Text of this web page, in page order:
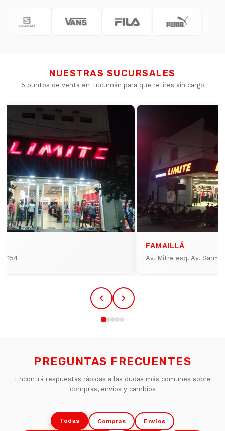
NUESTRAS SUCURSALES
5 puntos de venta en Tucumán para que retires sin cargo
154
FAMAILLÁ
Av. Mitre esq. Av.
PREGUNTAS FRECUENTES
Encontrá respuestas rápidas a las dudas más comunes sobre
compras, envíos y cambios
Todas Compras Envíos